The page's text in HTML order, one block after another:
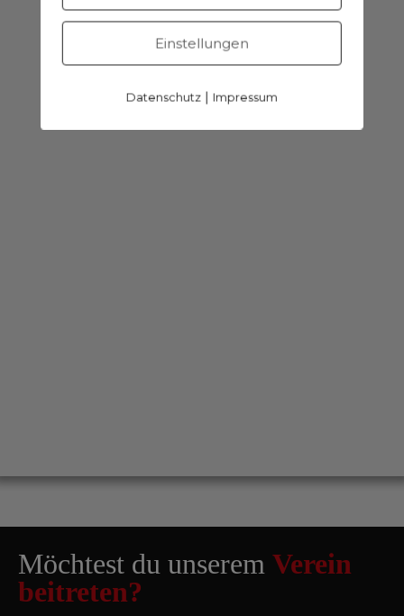
Möchtest du unserem Verein
beitreten?
Einstellungen
Datenschutz| Impressum